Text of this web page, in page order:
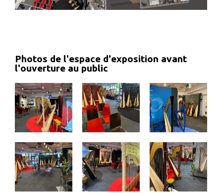
Photos de l'espace d'exposition avant
l'ouverture au public